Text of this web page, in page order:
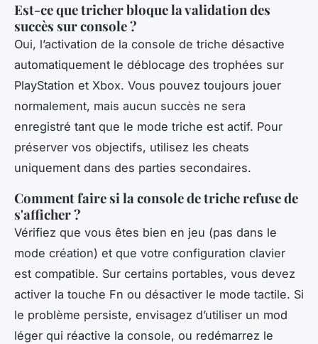
Est-ce que tricher bloque la validation des
succès sur console ?
Oui, l’activation de la console de triche désactive
automatiquement le déblocage des trophées sur
PlayStation et Xbox. Vous pouvez toujours jouer
normalement, mais aucun succès ne sera
enregistré tant que le mode triche est actif. Pour
préserver vos objectifs, utilisez les cheats
uniquement dans des parties secondaires.
Comment faire si la console de triche refuse de
s'afficher ?
Vérifiez que vous êtes bien en jeu (pas dans le
mode création) et que votre configuration clavier
est compatible. Sur certains portables, vous devez
activer la touche Fn ou désactiver le mode tactile. Si
le problème persiste, envisagez d’utiliser un mod
léger qui réactive la console, ou redémarrez le